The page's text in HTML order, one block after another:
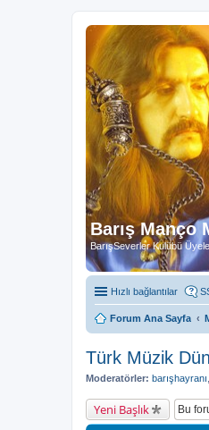
Barış Manço
BarışSeverler Kulübü
Hızlı bağlantılar
Forum Ana Sayfa
Türk Müzik
Moderatörler: barışhayranı
Yeni Başlık